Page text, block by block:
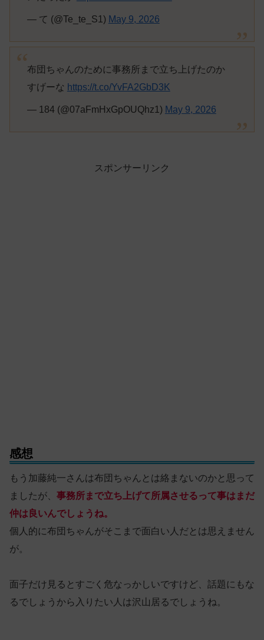
— て (@Te_te_S1) May 9, 2026
布団ちゃんのために事務所まで立ち上げたのか
すげーな https://t.co/YvFA2GbD3K
— 184 (@07aFmHxGpOUQhz1) May 9, 2026
スポンサーリンク
感想
もう加藤純一さんは布団ちゃんとは絡まないのかと思って
ましたが、 事務所まで立ち上げて所属させるって事はまだ
仲は良いんでしょうね。
個人的に布団ちゃんがそこまで面白い人だとは思えません
が。
面子だけ見るとすごく危なっかしいですけど、話題にもな
るでしょうから入りたい人は沢山居るでしょうね。